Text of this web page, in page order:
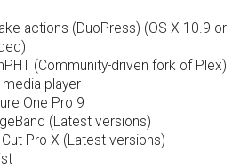
actions (DuoPress) (OS X 10.9 or
(Community-driven fork of Plex)
player
One Pro 9
(Latest versions)
Pro X (Latest versions)